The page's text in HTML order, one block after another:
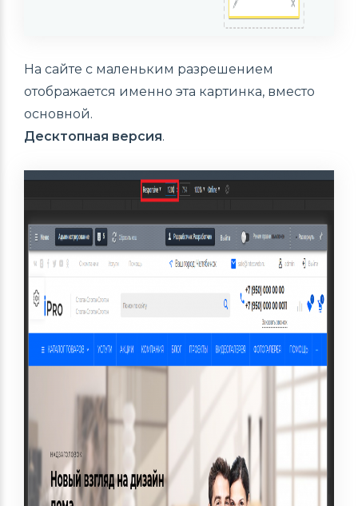
На сайте с маленьким разрешением
отображается именно эта картинка, вместо
основной.
Десктопная версия.